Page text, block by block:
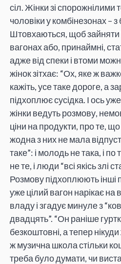
сіл. Жінки зі спорожнілими
чоловіки у комбінезонах – з
Штовхаються, щоб зайняти
вагонах або, принаймні,
адже від спеки і втоми
жінок зітхає: “Ох, яке ж
кажіть, усе таке дороге, а
підхоплює сусідка. І ось
жінки ведуть розмову,
ціни на продукти, про те,
жодна з них не мала
таке”: і молодь не така, і
не те, і люди “всі якісь злі
Розмову підхоплюють інші
уже цілий вагон нарікає на
владу і згадує минуле з
двадцять”. “Он раніше
безкоштовні, а тепер
ж музична школа стільки
треба було думати, чи